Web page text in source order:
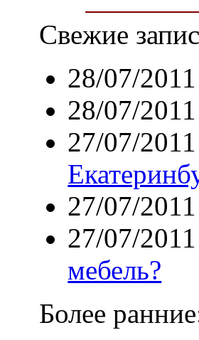
Свежие
28/07/
28/07/
27/07/
27/07/
27/07/
мебель?
Более